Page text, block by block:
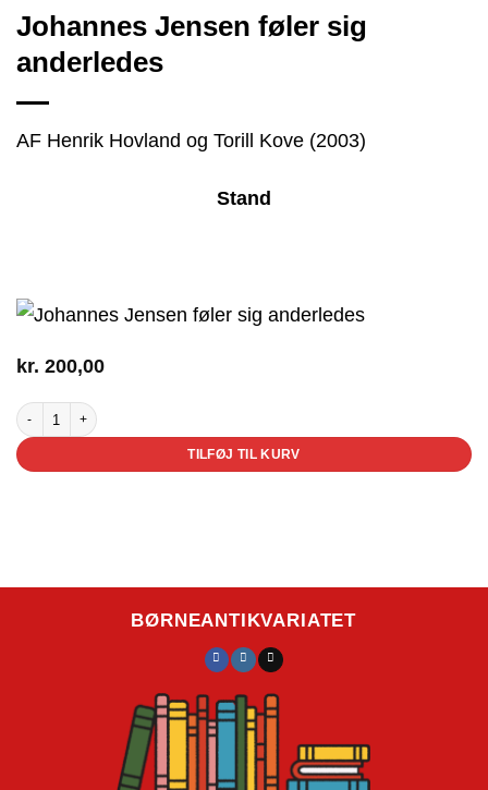
Johannes Jensen føler sig
anderledes
AF Henrik Hovland og Torill Kove (2003)
Stand
kr. 200,00
Johannes Jensen føler sig anderledes antal
TILFØJ TIL KURV
BØRNEANTIKVARIATET